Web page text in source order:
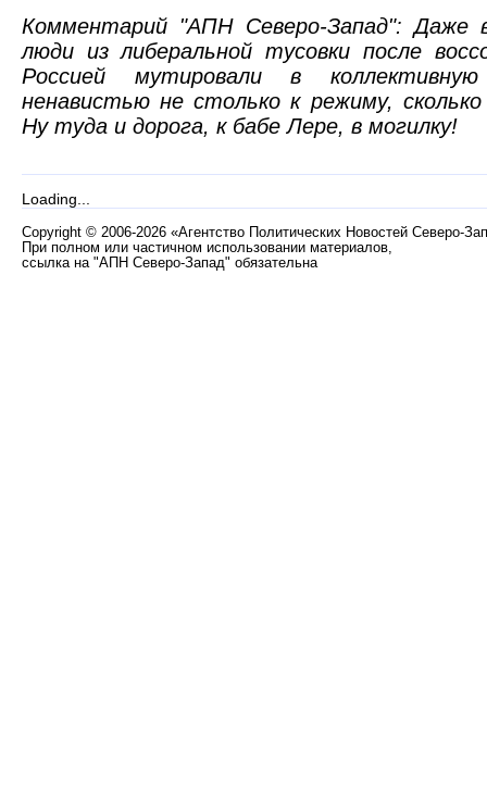
Комментарий "АПН Северо-Запад": Даже
люди из либеральной тусовки после
Россией мутировали в
ненавистью не столько к режиму,
Ну туда и дорога, к бабе Лере, в могилку!
Loading...
Copyright © 2006-2026 «Агентство Политических Новостей Северо-
При полном или частичном использовании материалов,
ссылка на "АПН Северо-Запад" обязательна